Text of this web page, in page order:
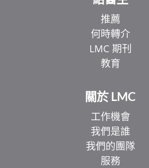
推薦
何時轉介
LMC 期刊
教育
關於 LMC
工作機會
我們是誰
我們的團隊
服務